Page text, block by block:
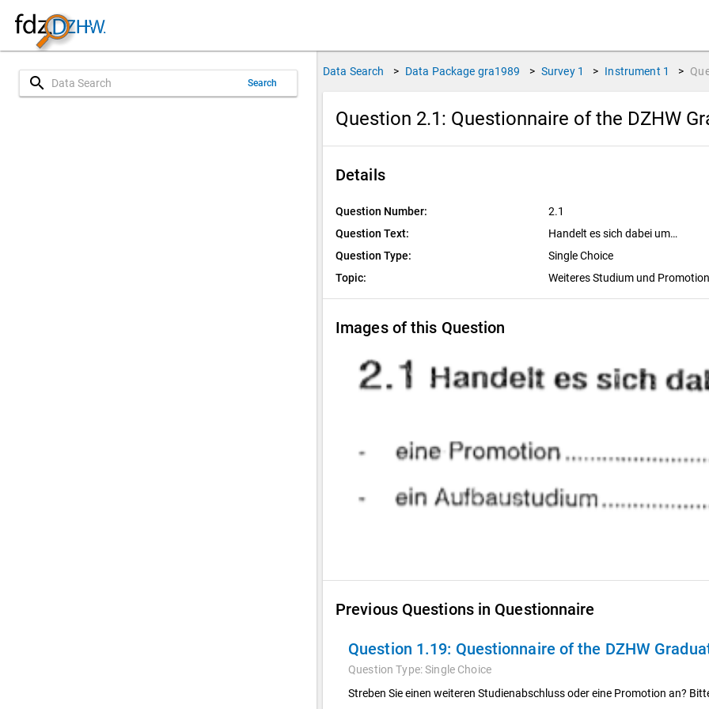
search Search
Data Search > Data Package gra1989 > Survey 1 > Instrument 1 >
Question 2.1: Questionnaire of the DZHW
Details
Question Number:
2.1
Question Text:
Handelt es sich dabei um…
Question Type:
Single Choice
Topic:
Weiteres Studium und Promotion
Images of this Question
Previous Questions in Questionnaire
Question 1.19: Questionnaire of the DZHW
Question Type:Single Choice
Streben Sie einen weiteren Studienabschluss oder eine Promotion an?